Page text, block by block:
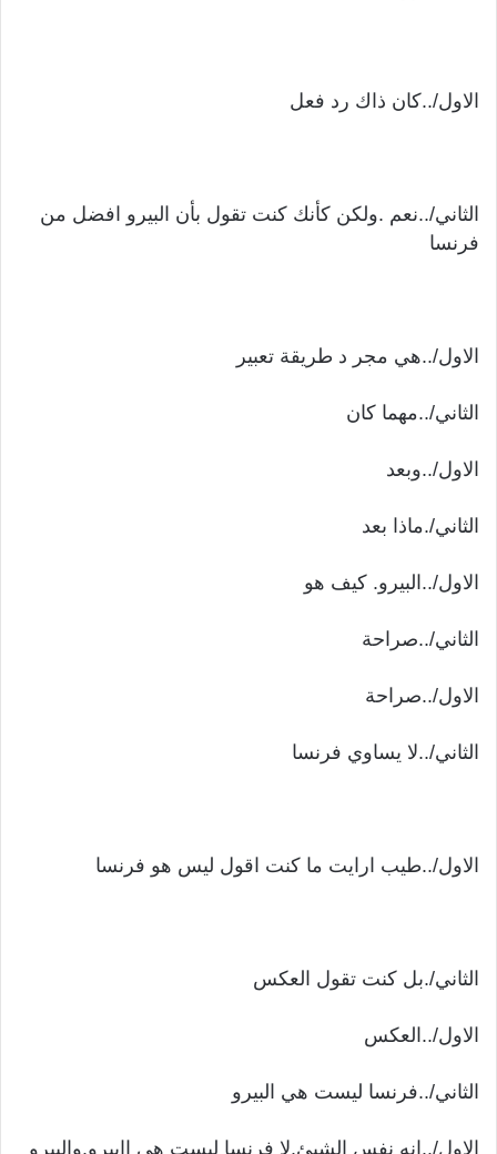
الاول/..كان ذاك رد فعل
الثاني/..نعم .ولكن كأنك كنت تقول بأن البيرو افضل من
فرنسا
الاول/..هي مجر د طريقة تعبير
الثاني/..مهما كان
الاول/..وبعد
الثاني/.ماذا بعد
الاول/..البيرو. كيف هو
الثاني/..صراحة
الاول/..صراحة
الثاني/..لا يساوي فرنسا
الاول/..طيب ارايت ما كنت اقول ليس هو فرنسا
الثاني/.بل كنت تقول العكس
الاول/..العكس
الثاني/..فرنسا ليست هي البيرو
الاول/..انه نفس الشيئ.لا فرنسا ليست هي اابيرو.والبيرو